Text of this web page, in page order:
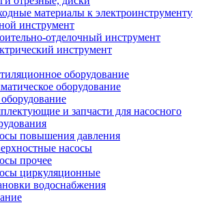
материалы к электроинструменту
инструмент
отделочный инструмент
инструмент
оборудование
оборудование
и запчасти для насосного
повышения давления
насосы
прочее
циркуляционные
водоснабжения